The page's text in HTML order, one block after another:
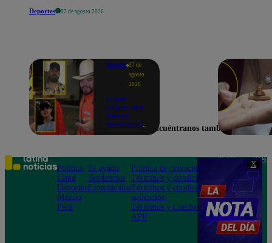
X
Deportes 07 de agosto 2026
Mundo 07 de
agosto
2026
Nueve
influencers
fueron
asesinados
el Cártel de
Sinaloa
Encuéntranos también en
Política
Lima
Deportes
Mundo
Perú
Te ayudo
Tendencias
Espectáculos
Política de privacidad
Términos y condiciones
Términos y condiciones
aplicación
Términos y Condiciones
APP
Teléfono: 219
Av. San
Felipe 968
Jesús María